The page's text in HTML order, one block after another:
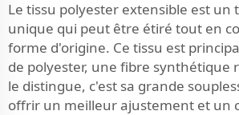
Le tissu polyester extensible est un
unique qui peut être étiré tout en
forme d'origine. Ce tissu est
de polyester, une fibre synthétique
le distingue, c'est sa grande
offrir un meilleur ajustement et un